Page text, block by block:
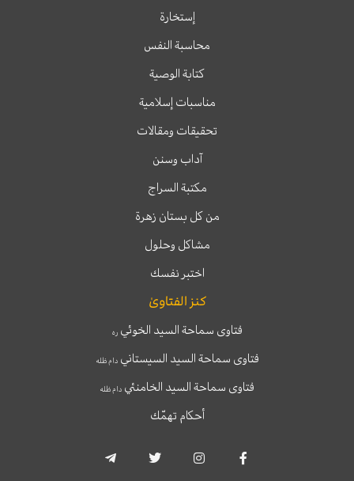
إستخارة
محاسبة النفس
كتابة الوصية
مناسبات إسلامية
تحقيقات ومقالات
آداب وسنن
مكتبة السراج
من كل بستان زهرة
مشاكل وحلول
اختبر نفسك
كنز الفتاوىٰ
فتاوى سماحة السيد الخوئيره
فتاوى سماحة السيد السيستانيدام ظله
فتاوى سماحة السيد الخامنئي دام ظله
أحكام تهمّك
c
s
i
l